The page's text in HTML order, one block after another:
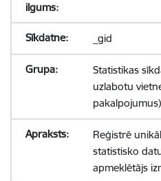
_gid
Statistikas
uzlabotu
pakalpojumus)
Reģistrē
statistisko
apmeklētājs